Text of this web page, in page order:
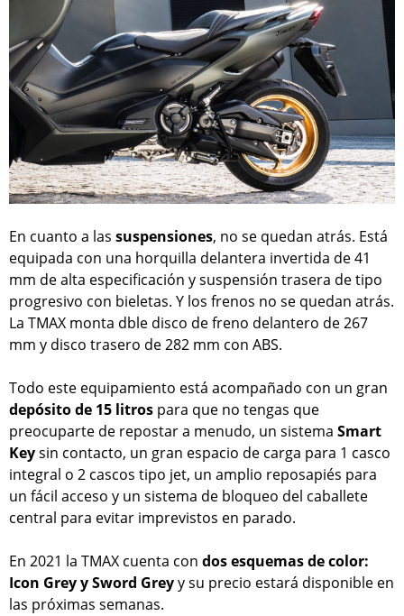
En cuanto a las suspensiones, no se quedan atrás. Está
equipada con una horquilla delantera invertida de 41
mm de alta especificación y suspensión trasera de tipo
progresivo con bieletas. Y los frenos no se quedan atrás.
La TMAX monta dble disco de freno delantero de 267
mm y disco trasero de 282 mm con ABS.
Todo este equipamiento está acompañado con un gran
depósito de 15 litros para que no tengas que
preocuparte de repostar a menudo, un sistema Smart
Keysin contacto, un gran espacio de carga para 1 casco
integral o 2 cascos tipo jet, un amplio reposapiés para
un fácil acceso y un sistema de bloqueo del caballete
central para evitar imprevistos en parado.
En 2021 la TMAX cuenta con dos esquemas de color:
Icon Grey y Sword Greyy su precio estará disponible en
las próximas semanas.